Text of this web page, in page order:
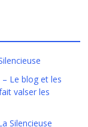
– Le blog et les
valser les
Silencieuse